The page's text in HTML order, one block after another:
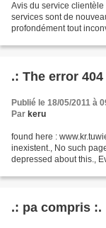
Avis du service
services sont de
profondément tout
.: The error
Publié le 18/05/2011 à
Par keru
found here :
inexistent., No such
depressed about this.,
.: pa compris :.